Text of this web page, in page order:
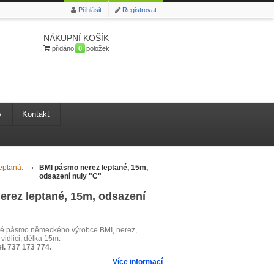
Registrovat
Přihlásit
NÁKUPNÍ KOŠÍK
přidáno 0 položek
Kontakt
>BMI pásmo nerez leptané, 15m,
odsazení nuly "C"
leptané, 15m, odsazení
pásmo německého výrobce BMI, nerez,
délka 15m.
737 173 774.
Více informací